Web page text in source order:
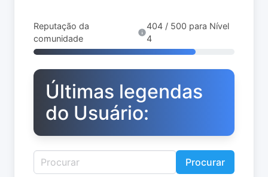
Reputação da
comunidade
404 / 500 para Nível
4
Últimas legendas
do Usuário:
Procurar